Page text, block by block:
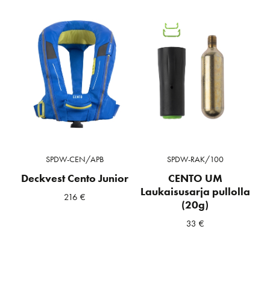
SPDW-CEN/APB
Deckvest Cento Junior
216€
SPDW-RAK/100
CENTO UM
Laukaisusarja pullolla
(20g)
33 €